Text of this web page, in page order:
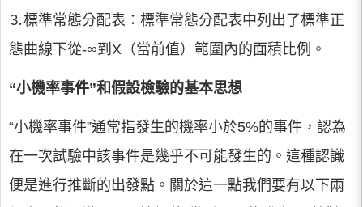
⒊標準常態分配表：標準常態分配表中列出了標準正
態曲線下從-∞到X（當前值）範圍內的面積比例。
“小機率事件”和假設檢驗的基本思想
“小機率事件”通常指發生的機率小於5%的事件，認為
在一次試驗中該事件是幾乎不可能發生的。這種認識
便是進行推斷的出發點。關於這一點我們要有以下兩